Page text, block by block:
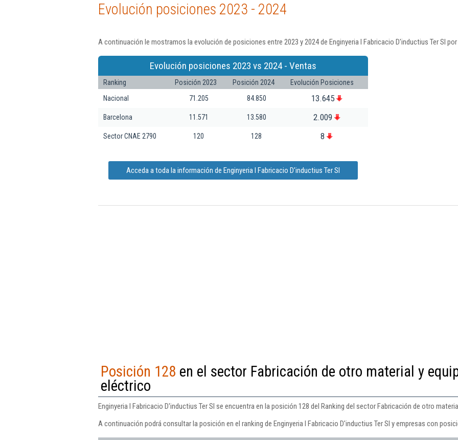
Evolución posiciones 2023 - 2024
A continuación le mostramos la evolución de posiciones entre 2023 y 2024 de Enginyeria I Fabricacio D'inductius Ter Sl
Evolución posiciones 2023 vs 2024 - Ventas
Ranking Posición 2023 Posición 2024
Evolución Posiciones
Nacional
71.205 84.850 13.645
Barcelona 11.571 13.580 2.009
Sector CNAE 2790 120 128 8
Acceda a toda la información de Enginyeria I Fabricacio D'inductius Ter Sl
Posición 128 en el sector Fabricación de otro material y
eléctrico
Enginyeria I Fabricacio D'inductius Ter Sl se encuentra en la posición 128 del Ranking del sector Fabricación de otro
A continuación podrá consultar la posición en el ranking de Enginyeria I Fabricacio D'inductius Ter Sl y empresas con